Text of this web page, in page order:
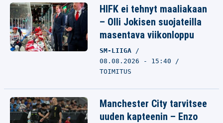
HIFK ei tehnyt maaliakaan
– Olli Jokisen suojateilla
masentava viikonloppu
SM-LIIGA
08.08.2026 - 15:40
TOIMITUS
Manchester City tarvitsee
uuden kapteenin – Enzo